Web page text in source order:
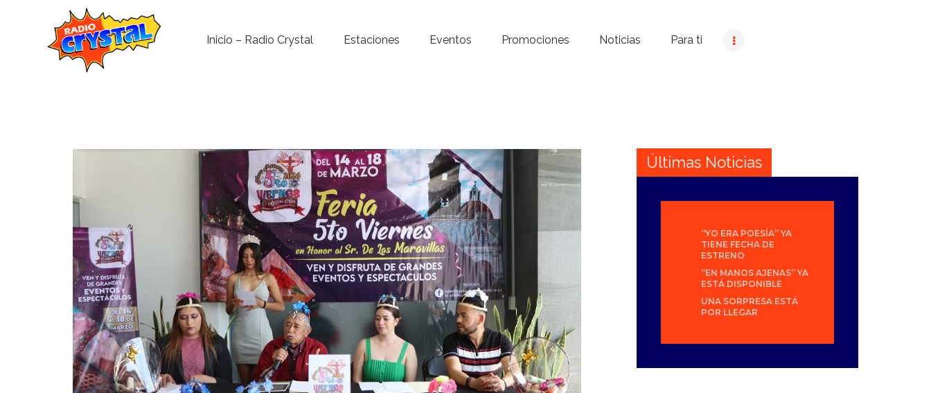
Inicio – Radio Crystal Estaciones Eventos Promociones Noticias Para ti
Noticias
Para ti
Contacto
Últimas Noticias
“YO ERA POESÍA” YA
TIENE FECHA DE
ESTRENO
“EN MANOS AJENAS” YA
ESTÁ DISPONIBLE
UNA SORPRESA ESTÁ
POR LLEGAR